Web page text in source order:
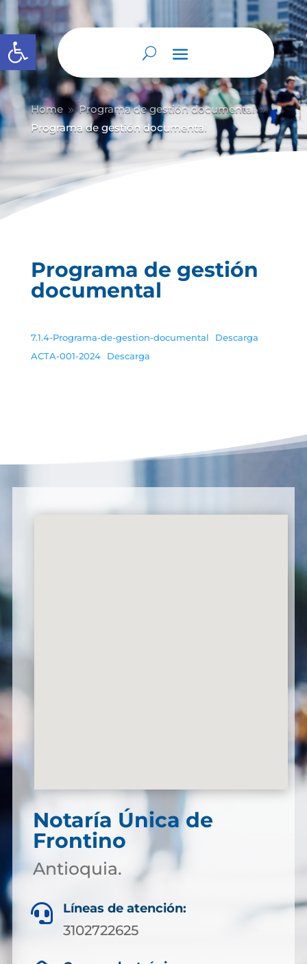
Abrir barra de herramientas
Home 9 Programa de gestión documental 9
Programa de gestión documental
Programa de gestión
documental
7.1.4-Programa-de-gestion-documental
Descarga
ACTA-001-2024
Descarga
Notaría Única de
Frontino
Antioquia.
 Líneas de atención:
3102722625